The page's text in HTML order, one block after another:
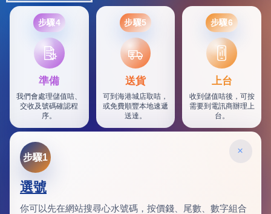
步驟4
準備
我們會處理儲值咭、
交收及號碼確認程
序。
步驟5
SF
送貨
可到海港城店取咭，
或免費順豐本地速遞
送達。
步驟6
上台
收到儲值咭後，可按
需要到電訊商辦理上
台。
×
步驟1
選號
你可以先在網站搜尋心水號碼，按價錢、尾數、數字組合